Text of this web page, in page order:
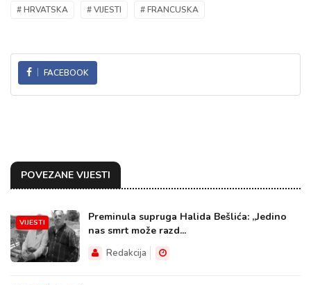
# HRVATSKA # VIJESTI # FRANCUSKA
FACEBOOK
POVEZANE VIJESTI
VIJESTI
Preminula supruga Halida Bešlića: „Jedino
nas smrt može razd...
Redakcija